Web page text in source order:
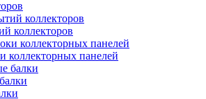
коллекторов
коллекторных панелей